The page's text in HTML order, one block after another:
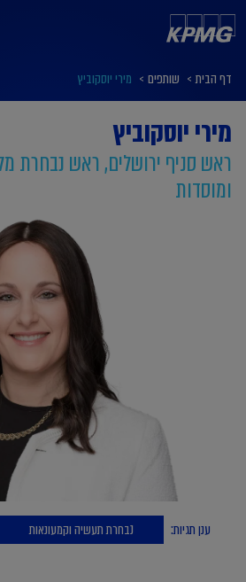
דף הבית > שותפים > מירי יוסקוביץ
מירי יוסקוביץ
ראש סניף ירושלים, ראש נבחרת
ומוסדות
ענן תגיות: נבחרת תעשיה וקמעונאות